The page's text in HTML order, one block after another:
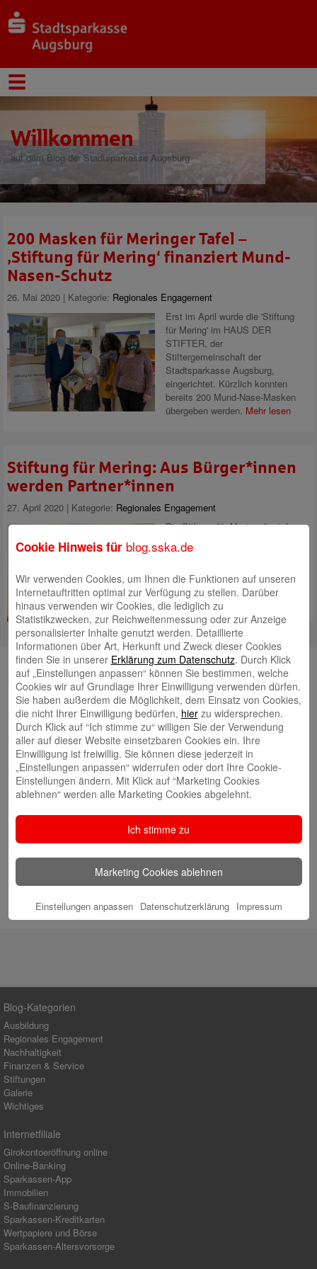
Willkommen
auf dem Blog der Stadtsparkasse Augsburg
200 Masken für Meringer Tafel –
‚Stiftung für Mering‘ finanziert Mund-
Nasen-Schutz
26. Mai 2020 | Kategorie: Regionales Engagement
Erst im April wurde die 'Stiftung
für Mering' im HAUS DER
STIFTER, der
Stiftergemeinschaft der
Stadtsparkasse Augsburg,
eingerichtet. Kürzlich konnten
bereits 200 Mund-Nase-Masken
übergeben werden. Mehr lesen
Stiftung für Mering: Aus Bürger*innen
werden Partner*innen
27. April 2020 | Kategorie: Regionales Engagement
Die Stiftung für Mering dient dem
Gemeinwohl und wird "Kräfte der
Innovation mobilisieren".
Suche
Neueste Beiträge
Radlkonvoi des FFH feiert Einweihung des neuen
Campus Nord 5. August 2026
Willkommen bei Kinder im Mittelpunkt e.V. 24. Juli 2026
Tierische Erlebnisse, Bewegung und Begegnungen –
Zootag der Stadtsparkasse Augsburg begeistert rund
KNAXIADE in Schwaben geht in die Verlängerung
Juli 2026
Hochbeete voller frischem Gemüse 10. Juli 2026
Blog-Kategorien
Ausbildung
Regionales Engagement
Nachhaltigkeit
Finanzen & Service
Stiftungen
Galerie
Wichtiges
Internetfiliale
Girokontoeröffnung online
Online-Banking
Sparkassen-App
Immobilien
S-Baufinanzierung
Sparkassen-Kreditkarten
Wertpapiere und Börse
Sparkassen-Altersvorsorge
Cookie Hinweis für blog.sska.de
Wir verwenden Cookies, um Ihnen die Funktionen auf unseren
Internetauftritten optimal zur Verfügung zu stellen. Darüber
hinaus verwenden wir Cookies, die lediglich zu
Statistikzwecken, zur Reichweitenmessung oder zur Anzeige
personalisierter Inhalte genutzt werden. Detaillierte
Informationen über Art, Herkunft und Zweck dieser Cookies
finden Sie in unserer Erklärung zum Datenschutz. Durch Klick
auf „Einstellungen anpassen“ können Sie bestimmen, welche
Cookies wir auf Grundlage Ihrer Einwilligung verwenden dürfen.
Sie haben außerdem die Möglichkeit, dem Einsatz von Cookies,
die nicht Ihrer Einwilligung bedürfen, hierzu widersprechen.
Durch Klick auf “Ich stimme zu“ willigen Sie der Verwendung
aller auf dieser Website einsetzbaren Cookies ein. Ihre
Einwilligung ist freiwillig. Sie können diese jederzeit in
„Einstellungen anpassen“ widerrufen oder dort Ihre Cookie-
Einstellungen ändern. Mit Klick auf “Marketing Cookies
ablehnen“ werden alle Marketing Cookies abgelehnt.
Ich stimme zu
Marketing Cookies ablehnen
Einstellungen anpassen Datenschutzerklärung Impressum